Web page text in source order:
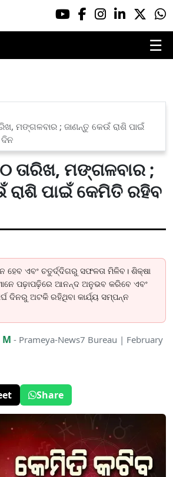
☰
ମଙ୍ଗଳବାର ; ଜାଣନ୍ତୁ କେଉଁ ରାଶି ପାଇଁ
ତାରିଖ, ମଙ୍ଗଳବାର ;
ରାଶି ପାଇଁ କେମିତି ରହିବ
ଏବଂ ଚତୁର୍ଦ୍ଦିଗରୁ ସଫଳତା ମିଳିବ। ଶିକ୍ଷା
ପଢ଼ାପଢ଼ିରେ ଆନନ୍ଦ ଅନୁଭବ କରିବେ ଏବଂ
ଦିନରୁ ଅଟକି ରହିଥିବା କାର୍ଯ୍ୟ ସମ୍ପନ୍ନ
- Prameya-News7 Bureau | February
Share